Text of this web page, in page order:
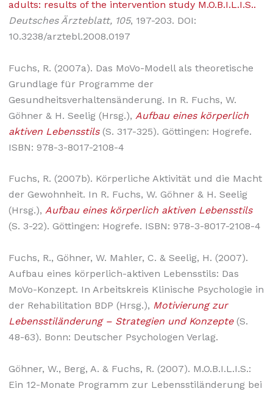
adults: results of the intervention study M.O.B.I.L.I.S..
Deutsches Ärzteblatt, 105, 197-203. DOI:
10.3238/arztebl.2008.0197
Fuchs, R. (2007a). Das MoVo-Modell als theoretische
Grundlage für Programme der
Gesundheitsverhaltensänderung. In R. Fuchs, W.
Göhner & H. Seelig (Hrsg.), Aufbau eines körperlich
aktiven Lebensstils (S. 317-325). Göttingen: Hogrefe.
ISBN: 978-3-8017-2108-4
Fuchs, R. (2007b). Körperliche Aktivität und die Macht
der Gewohnheit. In R. Fuchs, W. Göhner & H. Seelig
(Hrsg.), Aufbau eines körperlich aktiven Lebensstils
(S. 3-22). Göttingen: Hogrefe. ISBN: 978-3-8017-2108-4
Fuchs, R., Göhner, W. Mahler, C. & Seelig, H. (2007).
Aufbau eines körperlich-aktiven Lebensstils: Das
MoVo-Konzept. In Arbeitskreis Klinische Psychologie in
der Rehabilitation BDP (Hrsg.), Motivierung zur
Lebensstiländerung – Strategien und Konzepte(S.
48-63). Bonn: Deutscher Psychologen Verlag.
Göhner, W., Berg, A. & Fuchs, R. (2007). M.O.B.I.L.I.S.:
Ein 12-Monate Programm zur Lebensstiländerung bei